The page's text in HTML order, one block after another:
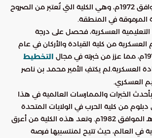
في عام 1392هـ الموافق 1972م، وهي الكلية التي تُعتبر من الصروح
المرموقة في المنطقة.
التعليمية العسكرية، فحصل على درجة
العسكرية من كلية القيادة والأركان في عام
التخطيط
العسكرية.لم يكتفِ الأمير محمد بن ناصر
العسكري.
الخبرات والممارسات العالمية في هذا
من كلية الحرب في الولايات المتحدة
الأمريكية عام 1402هـ الموافق 1982م. وتعد هذه الكلية من أعرق
في العالم، حيث تتيح لمنتسبيها فرصة